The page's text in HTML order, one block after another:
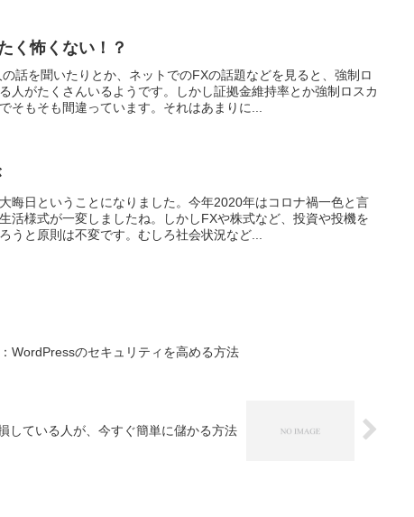
く怖くない！？
話を聞いたりとか、ネットでのFXの話題などを見ると、強制ロ
人がたくさんいるようです。しかし証拠金維持率とか強制ロスカ
そもそも間違っています。それはあまりに...
晦日ということになりました。今年2020年はコロナ禍一色と言
活様式が一変しましたね。しかしFXや株式など、投資や投機を
うと原則は不変です。むしろ社会状況など...
WordPressのセキュリティを高める方法
している人が、今すぐ簡単に儲かる方法